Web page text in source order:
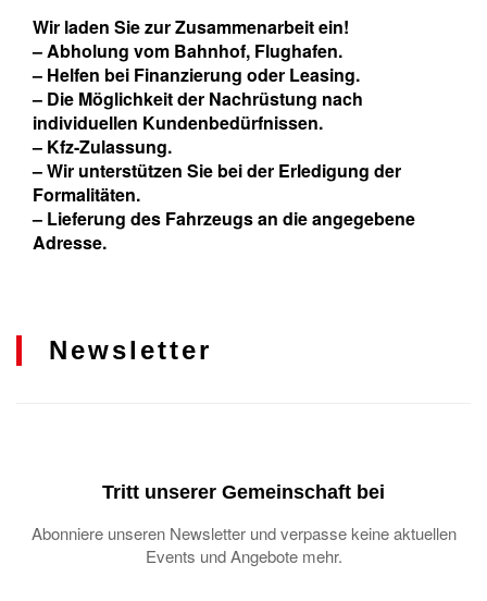
Wir laden Sie zur Zusammenarbeit ein!
– Abholung vom Bahnhof, Flughafen.
– Helfen bei Finanzierung oder Leasing.
– Die Möglichkeit der Nachrüstung nach
individuellen Kundenbedürfnissen.
– Kfz-Zulassung.
– Wir unterstützen Sie bei der Erledigung der
Formalitäten.
– Lieferung des Fahrzeugs an die angegebene
Adresse.
Newsletter
Tritt unserer Gemeinschaft bei
Abonniere unseren Newsletter und verpasse keine aktuellen
Events und Angebote mehr.